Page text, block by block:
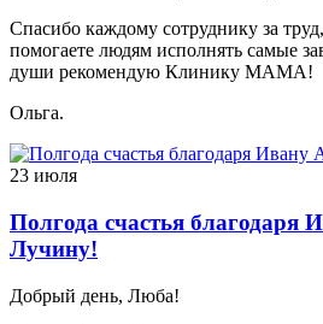
Спасибо каждому сотруднику за
помогаете людям исполнять самые
души рекомендую Клинику МАМА!
Ольга.
23 июля
Полгода счастья благодаря
Лучину!
Добрый день, Люба!